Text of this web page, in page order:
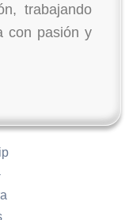
trabajando
con pasión y